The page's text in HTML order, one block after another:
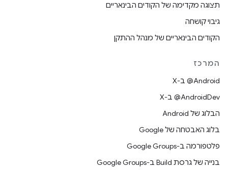
תצוגה מקדימה של הקודים הבינאריים
גיבוי קושחה
הקודים הבינאריים של מנהל ההתקן
המרכז
‫‎@Android ב-X
‫‎@AndroidDev ב-X
הבלוג של Android
בלוג האבטחה של Google
פלטפורמה ב-Google Groups
בנייה של גרסת Build ב-Google Groups